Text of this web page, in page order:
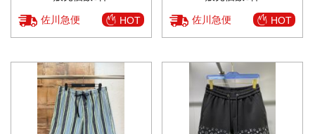
佐川急便 HOT 佐川急便 HOT